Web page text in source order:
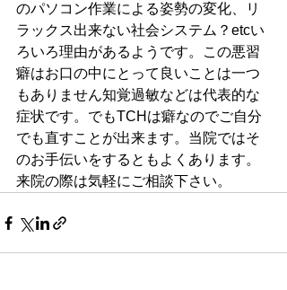
のパソコン作業による姿勢の変化、リ
ラックス出来ない社会システム？etcい
ろいろ理由があるようです。この悪習
癖はお口の中にとって良いことは一つ
もありません知覚過敏などは代表的な
症状です。でもTCHは癖なのでご自分
でも直すことが出来ます。当院ではそ
のお手伝いをするともよくあります。
来院の際は気軽にご相談下さい。